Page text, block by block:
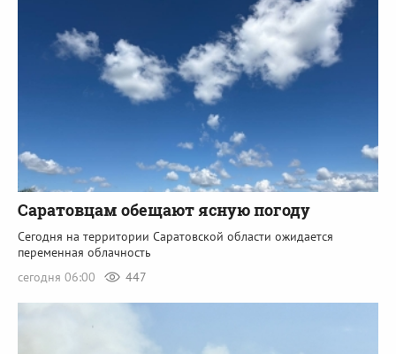
Саратовцам обещают ясную погоду
Сегодня на территории Саратовской области ожидается
переменная облачность
сегодня 06:00
447